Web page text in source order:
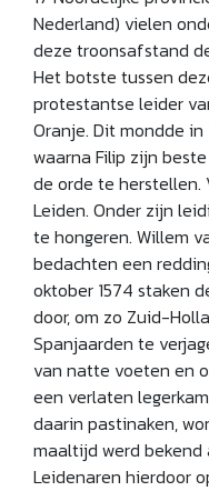
Nederland) vielen
deze troonsafstand
Het botste tussen
protestantse leider
Oranje. Dit mondde
waarna Filip zijn
de orde te herstellen.
Leiden. Onder zijn
te hongeren. Willem
bedachten een
oktober 1574 staken
door, om zo Zuid-
Spanjaarden te
van natte voeten en
een verlaten
daarin pastinaken,
maaltijd werd
Leidenaren hierdoor